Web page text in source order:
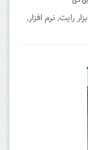
رایت,نرم افزار,